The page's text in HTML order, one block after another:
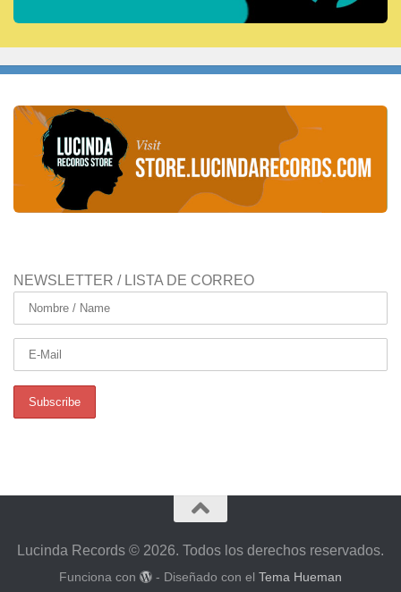
NEWSLETTER / LISTA DE CORREO
Lucinda Records © 2026. Todos los derechos reservados.
Funciona con - Diseñado con el Tema Hueman